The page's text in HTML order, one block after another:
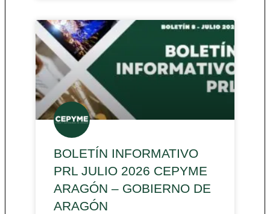
BOLETÍN INFORMATIVO
PRL JULIO 2026 CEPYME
ARAGÓN – GOBIERNO DE
ARAGÓN